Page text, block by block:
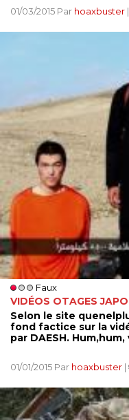
01/03/2015 Par hoaxbuster |
Faux
VIDÉOS OTAGES
Selon le site
fond factice sur la
par DAESH.
01/01/2015 Par hoaxbuster |